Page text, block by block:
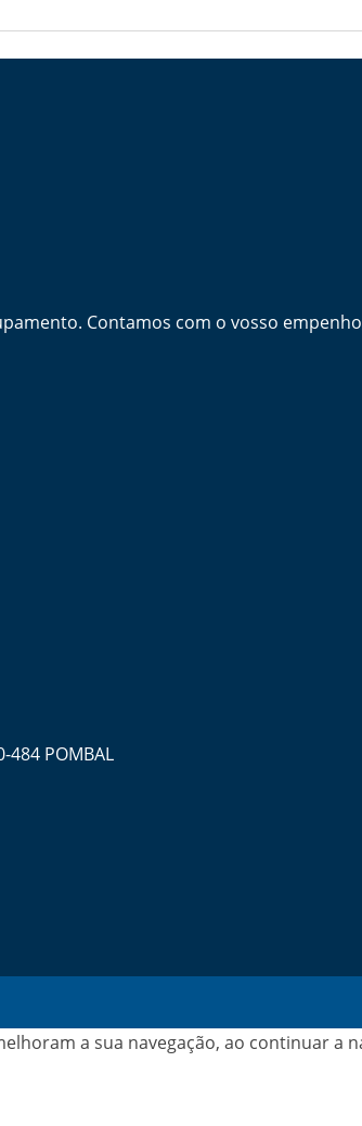
Contamos com o vosso
POMBAL
a sua navegação, ao continuar a